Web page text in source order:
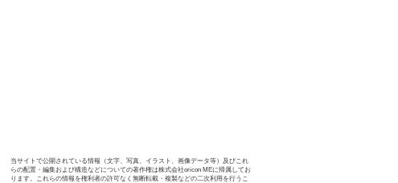
当サイトで公開されている情報（文字、写真、イラスト、画像データ等）及びこれ
らの配置・編集および構造などについての著作権は株式会社oricon MEに帰属してお
ります。これらの情報を権利者の許可なく無断転載・複製などの二次利用を行うこ